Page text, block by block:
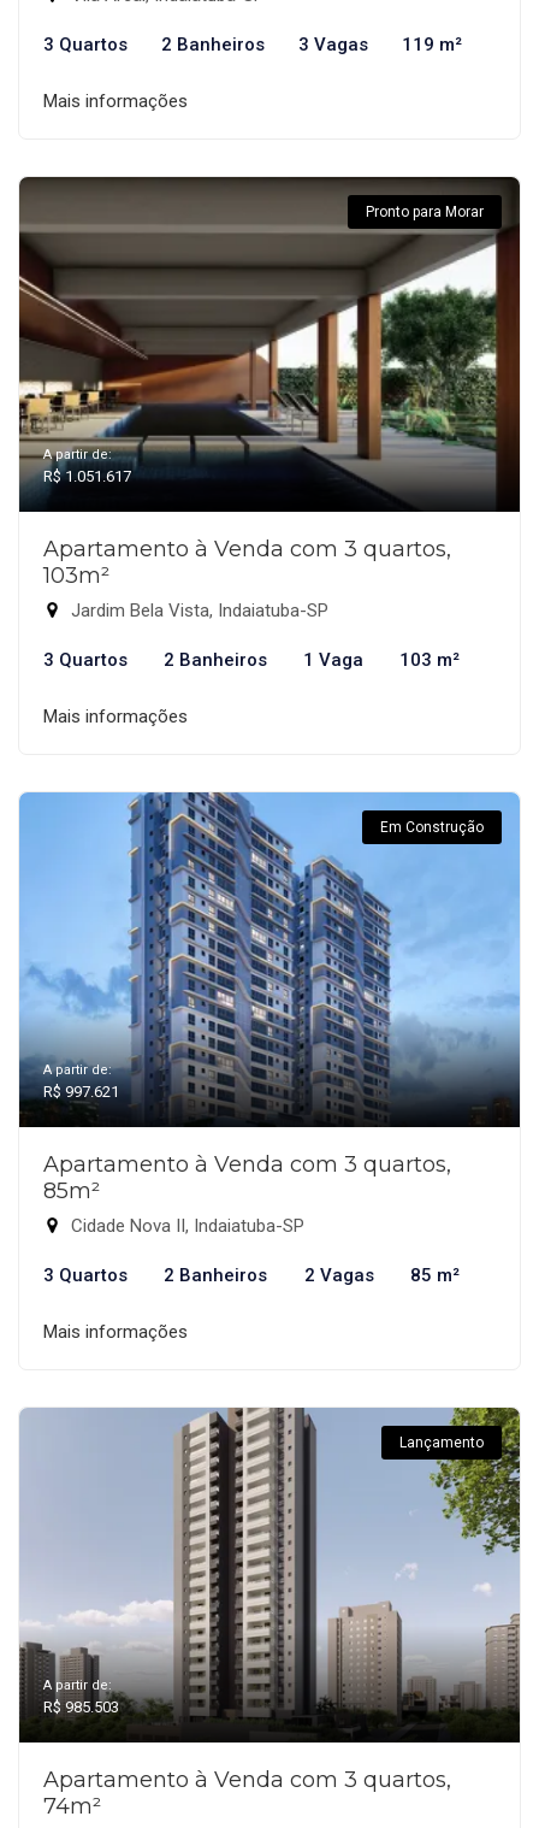
3 Quartos 2 Banheiros 3 Vagas 119 m²
Mais informações
Pronto para Morar
A partir de:
R$ 1.051.617
Apartamento à Venda com 3 quartos,
103m²
Jardim Bela Vista, Indaiatuba-SP
3 Quartos 2 Banheiros 1 Vaga 103 m²
Mais informações
Em Construção
A partir de:
R$ 997.621
Apartamento à Venda com 3 quartos,
85m²
Cidade Nova II, Indaiatuba-SP
3 Quartos 2 Banheiros 2 Vagas 85 m²
Mais informações
Lançamento
A partir de:
R$ 985.503
Apartamento à Venda com 3 quartos,
74m²